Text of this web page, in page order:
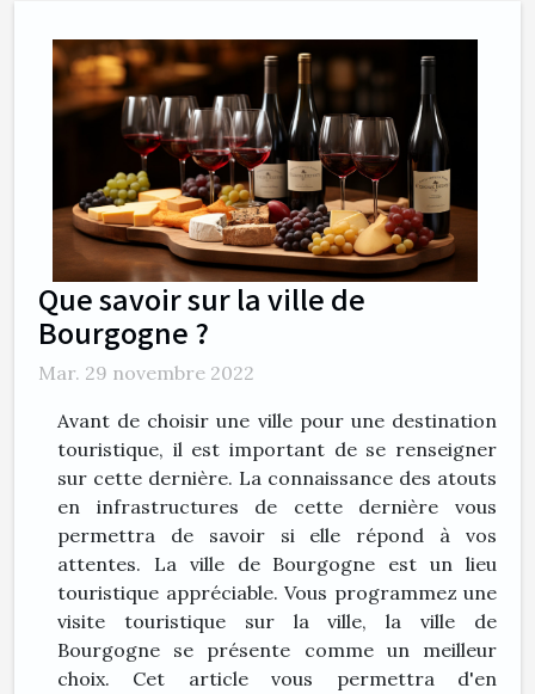
Que savoir sur la ville de
Bourgogne ?
Mar. 29 novembre 2022
Avant de choisir une ville pour une destination
touristique, il est important de se renseigner
sur cette dernière. La connaissance des atouts
en infrastructures de cette dernière vous
permettra de savoir si elle répond à vos
attentes. La ville de Bourgogne est un lieu
touristique appréciable. Vous programmez une
visite touristique sur la ville, la ville de
Bourgogne se présente comme un meilleur
choix. Cet article vous permettra d'en